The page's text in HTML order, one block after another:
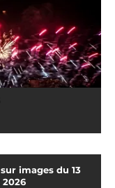
images du 13